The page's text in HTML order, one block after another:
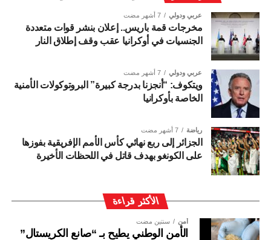
عربي ودولي 7 أشهر مضت
مخرجات قمة باريس.. إعلان بنشر قوات متعددة
الجنسيات في أوكرانيا عقب وقف إطلاق النار
عربي ودولي 7 أشهر مضت
ويتكوف: “أنجزنا بدرجة كبيرة” البروتوكولات الأمنية
الخاصة بأوكرانيا
رياضة 7 أشهر مضت
الجزائر إلى ربع نهائي كأس الأمم الإفريقية بفوزها
على الكونغو بهدف قاتل في اللحظات الأخيرة
الأكثر قراءة
أمن سنتين مضت
الأمن الوطني يطيح بـ “صانع الكريستال”